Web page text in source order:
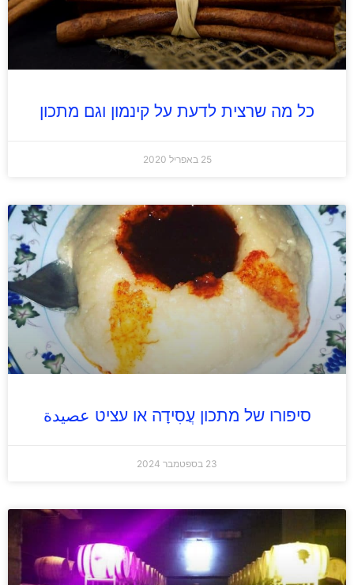
כל מה שרצית לדעת על קינמון וגם מתכון
25 באפריל 2020
סיפורו של מתכון עֲסִידָה או עציט عصيدة
23 בספטמבר 2024